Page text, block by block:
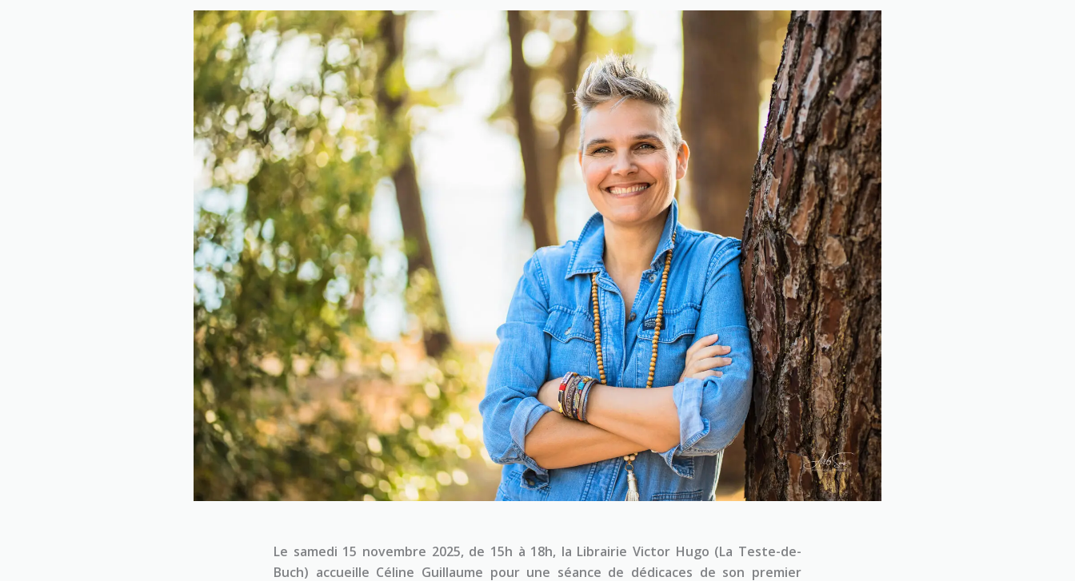
Le samedi 15 novembre 2025, de 15h à 18h, la Librairie Victor Hugo (La Teste-de-
Buch) accueille Céline Guillaume pour une séance de dédicaces de son premier